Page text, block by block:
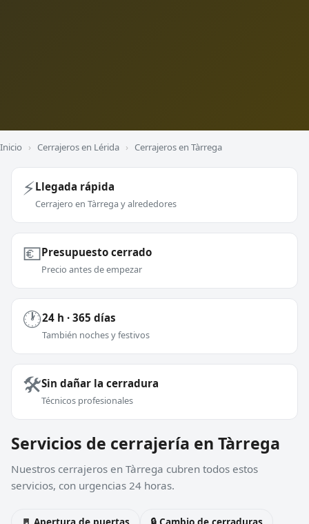
Inicio › Cerrajeros en Lérida › Cerrajeros en Tàrrega
⚡Llegada rápida
Cerrajero en Tàrrega y alrededores
💶Presupuesto cerrado
Precio antes de empezar
🕐24 h · 365 días
También noches y festivos
🛠️Sin dañar la cerradura
Técnicos profesionales
Servicios de cerrajería en Tàrrega
Nuestros cerrajeros en Tàrrega cubren todos estos
servicios, con urgencias 24 horas.